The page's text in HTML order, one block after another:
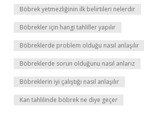
Böbrek yetmezliğinin ilk belirtileri nelerdir
Böbrekler için hangi tahliller yapılır
Böbreklerde problem olduğu nasıl anlaşılır
Böbreklerde sorun olduğunu nasıl anlarız
Böbreklerin iyi çalıştığı nasıl anlaşılır
Kan tahlilinde böbrek ne diye geçer